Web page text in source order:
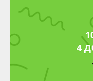
4